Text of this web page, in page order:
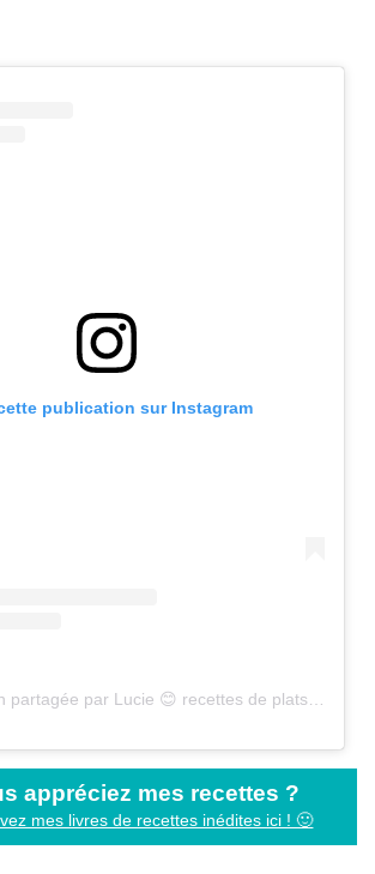
publication sur Instagram
appréciez mes recettes ?
mes livres de recettes inédites ici ! 🙂